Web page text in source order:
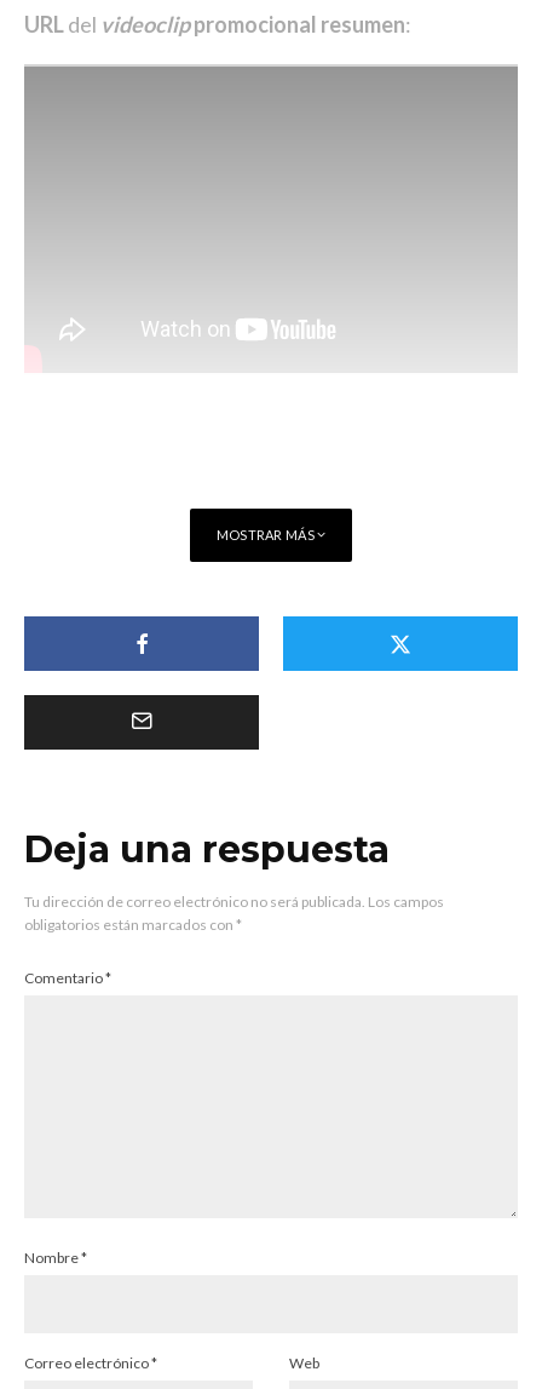
URLdel videoclippromocional resumen:
MOSTRAR MÁS
Deja una respuesta
Tu dirección de correo electrónico no será publicada. Los campos
obligatorios están marcados con *
Comentario*
Nombre*
Correo electrónico* Web